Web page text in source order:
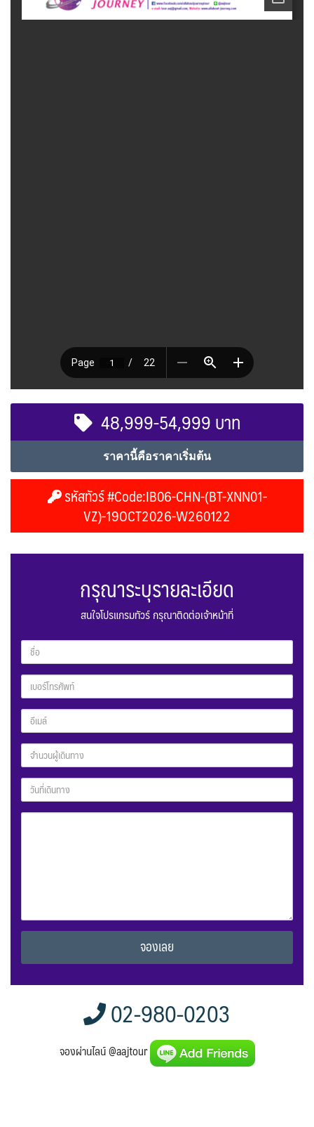
48,999-54,999 บาท
ราคานี้คือราคาเริ่มต้น
รหัสทัวร์ #Code:IB06-CHN-(BT-XNN01-
VZ)-19OCT2026-W260122
กรุณาระบุรายละเอียด
สนใจโปรแกรมทัวร์ กรุณาติดต่อเจ้าหน้าที่
Alternative:
02-980-0203
จองผ่านไลน์ @aajtour